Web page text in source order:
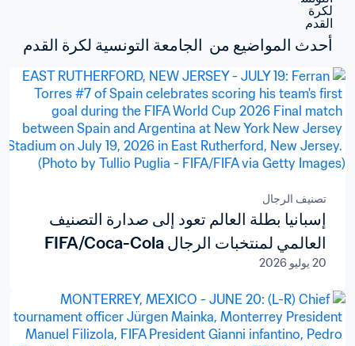
أحدث المواضيع من  الجامعة التونسية لكرة القدم
تصنيف الرجال
إسبانيا بطلة العالم تعود إلى صدارة التصنيف
العالمي لمنتخبات الرجال FIFA/Coca-Cola
20 يوليو 2026